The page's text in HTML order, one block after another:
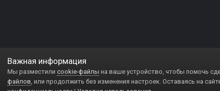
Важная информация
Мы разместили cookie-файлы на ваше устройство, чтобы помочь
файлов, или продолжить без изменения настроек. Оставаясь на